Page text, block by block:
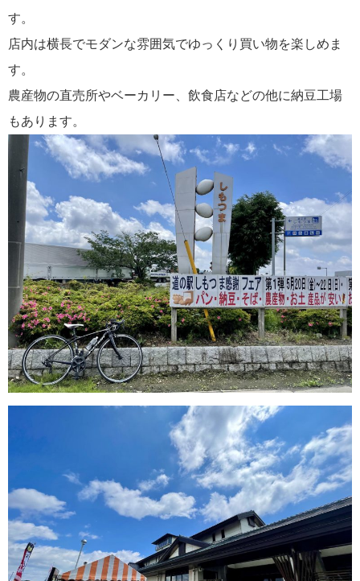
す。
店内は横長でモダンな雰囲気でゆっくり買い物を楽しめま
す。
農産物の直売所やベーカリー、飲食店などの他に納豆工場
もあります。